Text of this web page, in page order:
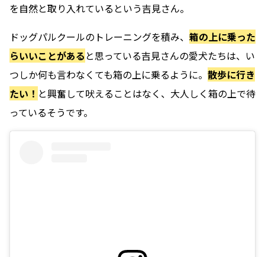
を自然と取り入れているという吉見さん。
ドッグパルクールのトレーニングを積み、 箱の上に乗った
らいいことがある と思っている吉見さんの愛犬たちは、い
つしか何も言わなくても箱の上に乗るように。 散歩に行き
たい！ と興奮して吠えることはなく、大人しく箱の上で待
っているそうです。